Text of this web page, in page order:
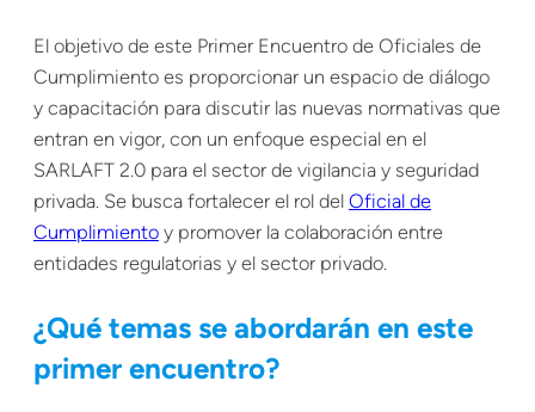
El objetivo de este Primer Encuentro de Oficiales de
Cumplimiento es proporcionar un espacio de diálogo
y capacitación para discutir las nuevas normativas que
entran en vigor, con un enfoque especial en el
SARLAFT 2.0 para el sector de vigilancia y seguridad
privada. Se busca fortalecer el rol del Oficial de
Cumplimiento y promover la colaboración entre
entidades regulatorias y el sector privado.
¿Qué temas se abordarán en este
primer encuentro?